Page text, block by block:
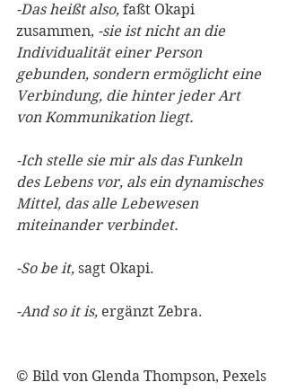
-Das heißt also, faßt Okapi
zusammen, -sie ist nicht an die
Individualität einer Person
gebunden, sondern ermöglicht eine
Verbindung, die hinter jeder Art
von Kommunikation liegt.
-Ich stelle sie mir als das Funkeln
des Lebens vor, als ein dynamisches
Mittel, das alle Lebewesen
miteinander verbindet.
-So be it, sagt Okapi.
-And so it is, ergänzt Zebra.
© Bild von Glenda Thompson, Pexels